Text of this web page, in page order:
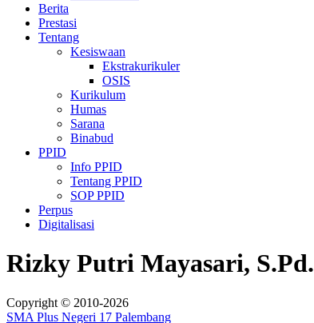
Berita
Prestasi
Tentang
Kesiswaan
Ekstrakurikuler
OSIS
Kurikulum
Humas
Sarana
Binabud
PPID
Info PPID
Tentang PPID
SOP PPID
Perpus
Digitalisasi
Rizky Putri Mayasari, S.Pd.
Copyright © 2010-2026
SMA Plus Negeri 17 Palembang